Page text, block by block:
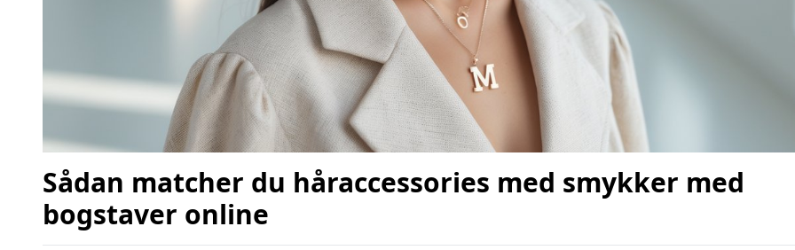
Sådan matcher du håraccessories med smykker med
bogstaver online